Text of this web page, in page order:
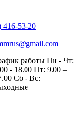
416-53-20
работы Пн - Чт:
- 18.00 Пт: 9.00 –
Сб - Вс: